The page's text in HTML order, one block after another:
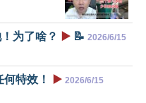
为了啥？ ▶️ 📝 2026/6/15
特效！ ▶️ 2026/6/15